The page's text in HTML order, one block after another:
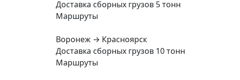
Доставка сборных грузов 5 тонн
Маршруты
Воронеж → Красноярск
Доставка сборных грузов 10 тонн
Маршруты